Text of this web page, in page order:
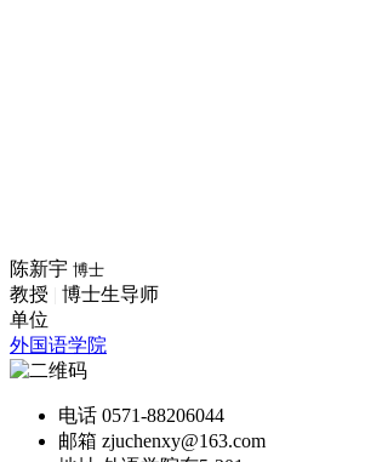
陈新宇 博士
教授
博士生导师
单位
外国语学院
电话 0571-88206044
邮箱 zjuchenxy@163.com